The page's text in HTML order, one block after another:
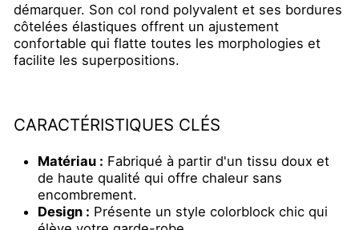
démarquer. Son col rond polyvalent et ses bordures
côtelées élastiques offrent un ajustement
confortable qui flatte toutes les morphologies et
facilite les superpositions.
CARACTÉRISTIQUES CLÉS
Matériau : Fabriqué à partir d'un tissu doux et
de haute qualité qui offre chaleur sans
encombrement.
Design : Présente un style colorblock chic qui